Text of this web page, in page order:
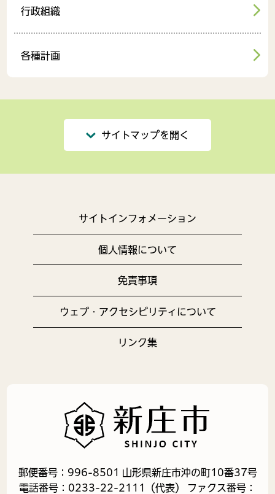
行政組織
各種計画
サイトマップを開く
サイトインフォメーション
個人情報について
免責事項
ウェブ・アクセシビリティについて
リンク集
郵便番号：996-8501 山形県新庄市沖の町10番37号
電話番号：0233-22-2111（代表） ファクス番号：